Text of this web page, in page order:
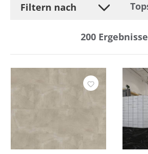
Filtern nach
200 Ergebnisse
Beanspruchungsklasse
Farbe